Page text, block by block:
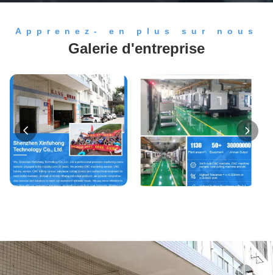
Apprenez- en plus sur nous
Galerie d'entreprise